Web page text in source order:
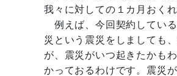
我々に対しての１カ月おく
例えば、今回契約してい
災という震災をしましても
が、震災がいつ起きたかも
かっておるわけです。震災